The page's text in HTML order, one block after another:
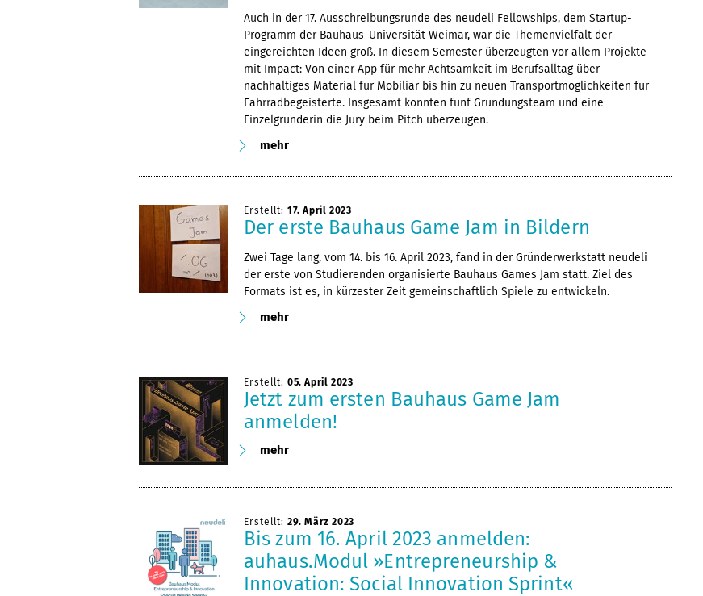
Auch in der 17. Ausschreibungsrunde des neudeli Fellowships, dem Startup-
Programm der Bauhaus-Universität Weimar, war die Themenvielfalt der
eingereichten Ideen groß. In diesem Semester überzeugten vor allem Projekte
mit Impact: Von einer App für mehr Achtsamkeit im Berufsalltag über
nachhaltiges Material für Mobiliar bis hin zu neuen Transportmöglichkeiten für
Fahrradbegeisterte. Insgesamt konnten fünf Gründungsteam und eine
Einzelgründerin die Jury beim Pitch überzeugen.
mehr
Erstellt: 17. April 2023
Der erste Bauhaus Game Jam in Bildern
Zwei Tage lang, vom 14. bis 16. April 2023, fand in der Gründerwerkstatt neudeli
der erste von Studierenden organisierte Bauhaus Games Jam statt. Ziel des
Formats ist es, in kürzester Zeit gemeinschaftlich Spiele zu entwickeln.
mehr
Erstellt: 05. April 2023
Jetzt zum ersten Bauhaus Game Jam
anmelden!
mehr
Erstellt: 29. März 2023
Bis zum 16. April 2023 anmelden:
auhaus.Modul »Entrepreneurship &
Innovation: Social Innovation Sprint«